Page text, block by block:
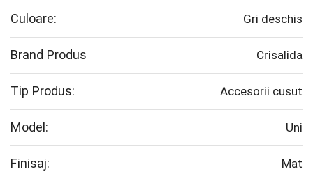
Culoare: Gri deschis
Brand Produs Crisalida
Tip Produs: Accesorii cusut
Model: Uni
Finisaj: Mat